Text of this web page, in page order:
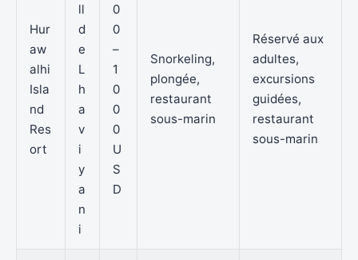
Hur
aw
alhi
Isla
nd
Res
ort
ll
d
e
L
h
a
v
i
y
a
n
i
0
0
–
1
0
0
0
U
S
D
Snorkeling,
plongée,
restaurant
sous-marin
Réservé aux
adultes,
excursions
guidées,
restaurant
sous-marin